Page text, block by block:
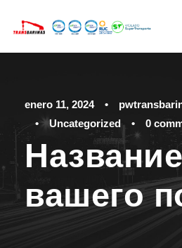
enero 11, 2024 •
•
Uncategorized • 0
Название
вашего